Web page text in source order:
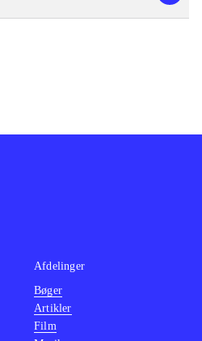
Afdelinger
Bøger
Artikler
Film